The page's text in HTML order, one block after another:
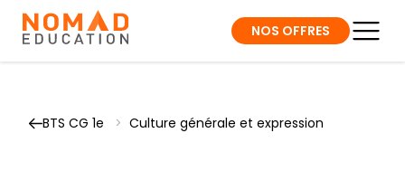
NOS OFFRES
BTS CG 1e > Culture générale et expression